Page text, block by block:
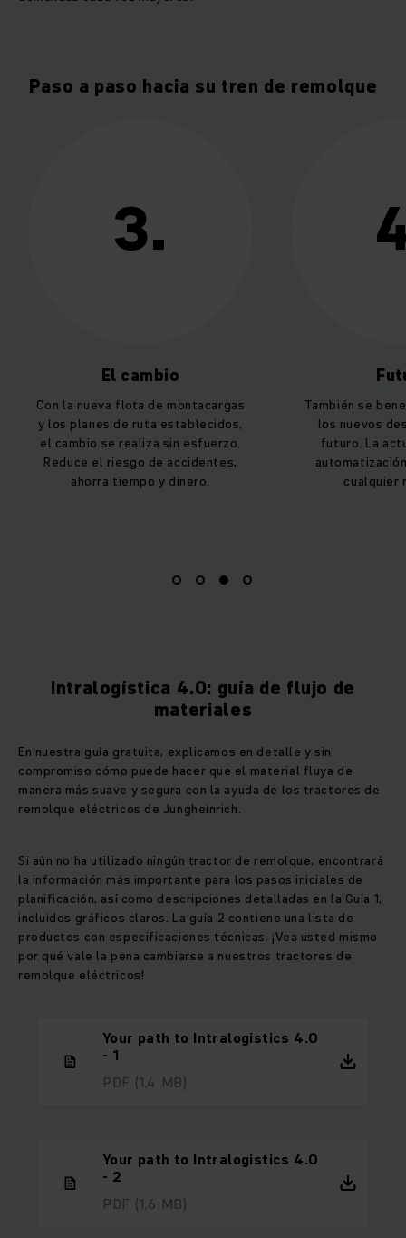
Paso a paso hacia su tren de remolque
El cambio
nueva flota de montacargas
de ruta establecidos,
se realiza sin esfuerzo.
el riesgo de accidentes,
tiempo y dinero.
También se beneficiará de
los nuevos desarrollos
futuro. La actualización a
automatización es posible
cualquier momento.
Intralogística 4.0: guía de flujo de
materiales
En nuestra guía gratuita, explicamos en detalle y sin
compromiso cómo puede hacer que el material fluya de
manera más suave y segura con la ayuda de los tractores de
remolque eléctricos de Jungheinrich.
Si aún no ha utilizado ningún tractor de remolque, encontrará
la información más importante para los pasos iniciales de
planificación, así como descripciones detalladas en la Guía 1,
incluidos gráficos claros. La guía 2 contiene una lista de
productos con especificaciones técnicas. ¡Vea usted mismo
por qué vale la pena cambiarse a nuestros tractores de
remolque eléctricos!
Your path to Intralogistics 4.0
- 1
PDF (1,4 MB)
Your path to Intralogistics 4.0
- 2
PDF (1,6 MB)